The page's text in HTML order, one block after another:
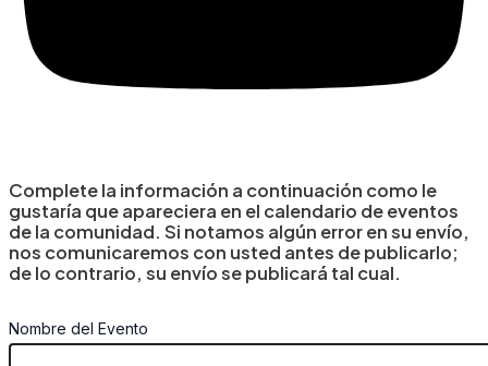
Complete la información a continuación como le
gustaría que apareciera en el calendario de eventos
de la comunidad. Si notamos algún error en su envío,
nos comunicaremos con usted antes de publicarlo;
de lo contrario, su envío se publicará tal cual.
Nombre del Evento